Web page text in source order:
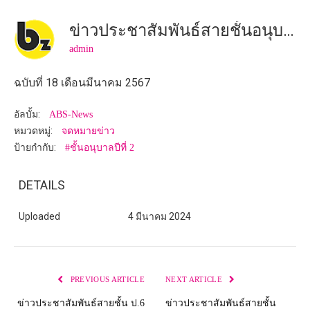
ข่าวประชาสัมพันธ์สายชั้นอนุบาลปีที่ 2
admin
ฉบับที่ 18 เดือนมีนาคม 2567
อัลบั้ม: ABS-News
หมวดหมู่: จดหมายข่าว
ป้ายกำกับ: #ชั้นอนุบาลปีที่ 2
DETAILS
Uploaded 4 มีนาคม 2024
PREVIOUS ARTICLE
ข่าวประชาสัมพันธ์สายชั้น ป.6
NEXT ARTICLE
ข่าวประชาสัมพันธ์สายชั้น